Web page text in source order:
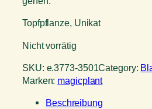
Topfpflanze, Unikat
Nicht vorrätig
SKU: e.3773-3501Category:
Marken: magicplant
Beschreibung